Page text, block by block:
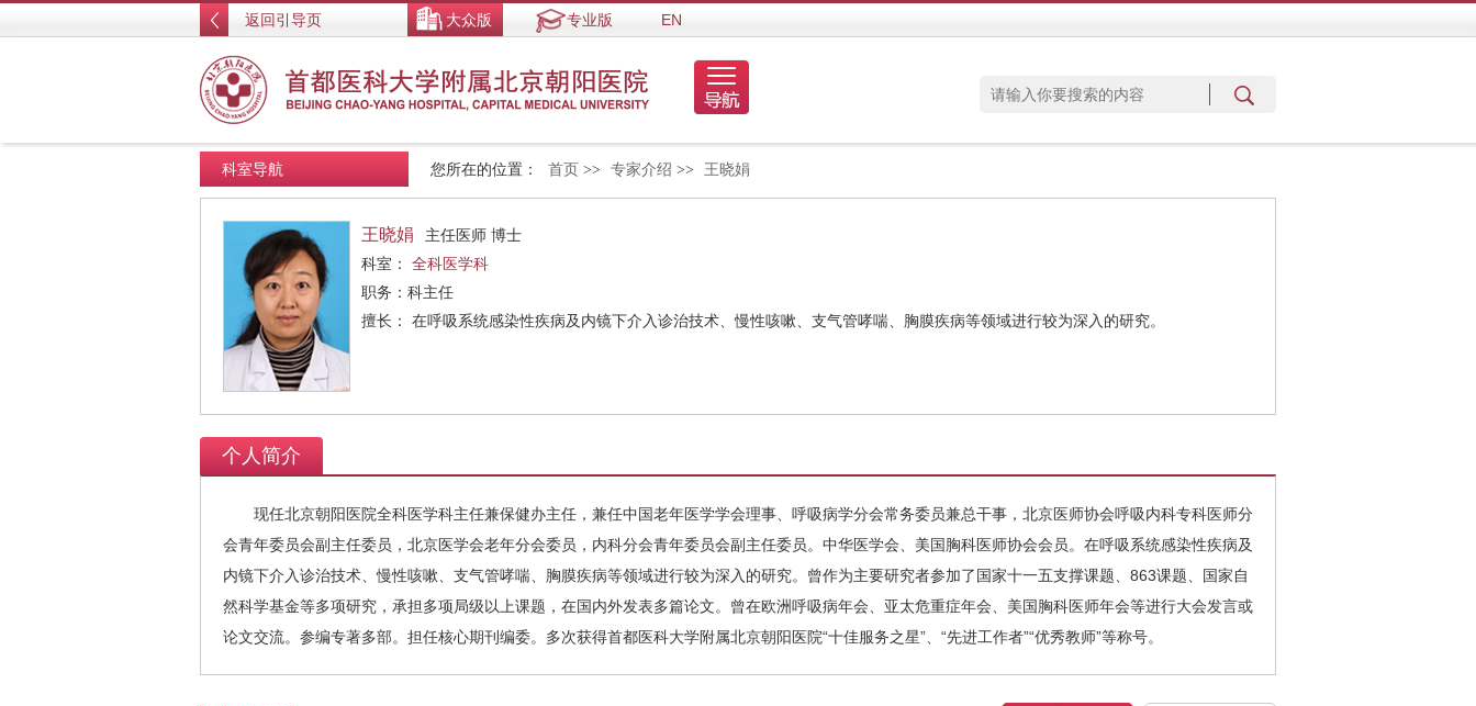
返回引导页 大众版 专业版 EN
您所在的位置： 首页 >> 专家介绍 >> 王晓娟
科室导航
王晓娟
主任医师 博士
科室： 全科医学科
职务：科主任
擅长： 在呼吸系统感染性疾病及内镜下介入诊治技术、慢性咳嗽、支气管哮喘、胸膜疾病等领域进行较为深入的研究。
个人简介
现任北京朝阳医院全科医学科主任兼保健办主任，兼任中国老年医学学会理事、呼吸病学分会常务委员兼总干事，北京医师协会呼吸内科专科医师分
会青年委员会副主任委员，北京医学会老年分会委员，内科分会青年委员会副主任委员。中华医学会、美国胸科医师协会会员。在呼吸系统感染性疾病及
内镜下介入诊治技术、慢性咳嗽、支气管哮喘、胸膜疾病等领域进行较为深入的研究。曾作为主要研究者参加了国家十一五支撑课题、863课题、国家自
然科学基金等多项研究，承担多项局级以上课题，在国内外发表多篇论文。曾在欧洲呼吸病年会、亚太危重症年会、美国胸科医师年会等进行大会发言或
论文交流。参编专著多部。担任核心期刊编委。多次获得首都医科大学附属北京朝阳医院“十佳服务之星”、“先进工作者”“优秀教师”等称号。